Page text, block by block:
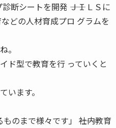
シートを開発 ――ＪＩＬＳに
どの人材育成プロ グラムを
。
ド型で教育を行 っていくと
います。
のまで様々です」 ――社内教育